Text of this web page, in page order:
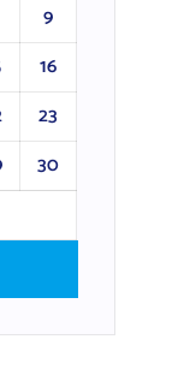
9
16
23
30